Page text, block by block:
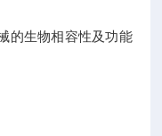
的生物相容性及功能